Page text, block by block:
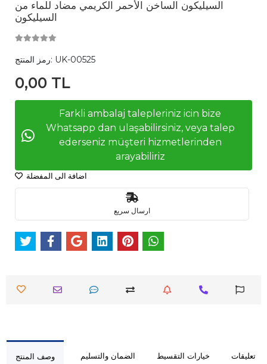
السيليكون الساخن الأحمر الكريمي مضاد للماء من
السيليكون
رمز المنتج: UK-00525
0,00 TL
Farkli ambalaj talepleriniz icin bize
Whatsapp dan ulaşabilirsiniz, veya talep
ederseniz müşteri hizmetlerinden
arayabiliriz
اضافة الى المفضلة
ارسال سريع
وصف المنتج الضمان والتسليم خيارات التقسيط تعليقات